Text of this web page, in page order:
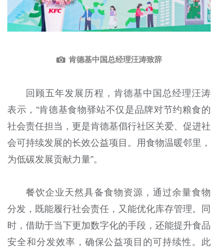
肯德基中国总经理汪涛致辞
回顾五年发展历程，肯德基中国总经理汪涛
表示，“肯德基食物驿站不仅是品牌对节约粮食的
社会责任担当，更是肯德基倡行社区关爱、促进社
会可持续发展的长效公益项目。用食物温暖邻里，
为低碳发展贡献力量”。
餐饮企业天然具备食物资源，通过余量食物
分发，既能履行社会责任，又能优化库存管理。同
时，借助于当下更加数字化的手段，还能提升食品
安全和分发效率，确保公益项目的可持续性。此